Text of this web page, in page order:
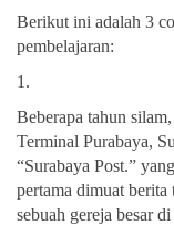
Berikut ini adalah 3
pembelajaran:
1.
Beberapa tahun
Terminal Purabaya,
“Surabaya Post.”
pertama dimuat berita
sebuah gereja besar